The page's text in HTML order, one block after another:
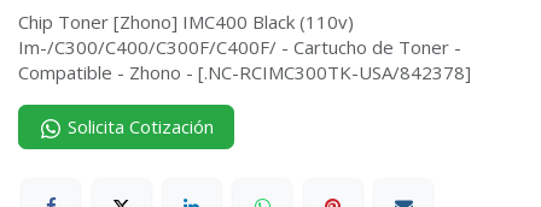
Chip Toner [Zhono] IMC400 Black (110v)
Im-/C300/C400/C300F/C400F/ - Cartucho de Toner -
Compatible - Zhono - [.NC-RCIMC300TK-USA/842378]
Solicita Cotización